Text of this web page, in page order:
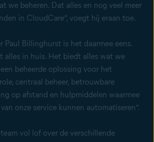
we beheren. Dat alles en nog veel meer
in CloudCare”, voegt hij eraan toe.
Paul Billinghurst is het daarmee eens.
alles in huis. Het biedt alles wat we
beheerde oplossing voor het
centraal beheer, betrouwbare
op afstand en hulpmiddelen waarmee
onze service kunnen automatiseren”.
vol lof over de verschillende